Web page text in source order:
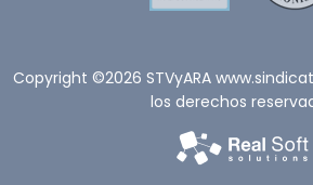
Copyright ©2026 STVyARA
los derechos